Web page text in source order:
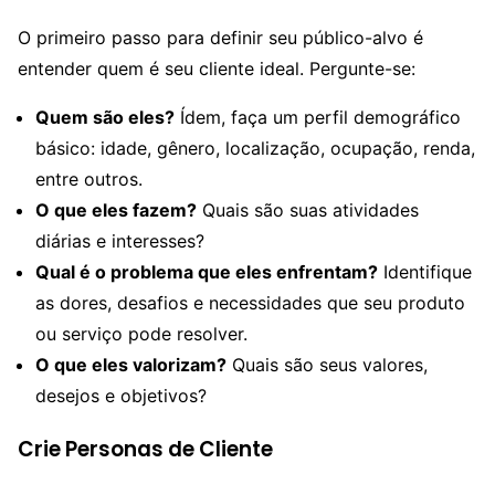
O primeiro passo para definir seu público-alvo é
entender quem é seu cliente ideal. Pergunte-se:
Quem são eles? Ídem, faça um perfil demográfico
básico: idade, gênero, localização, ocupação, renda,
entre outros.
O que eles fazem? Quais são suas atividades
diárias e interesses?
Qual é o problema que eles enfrentam? Identifique
as dores, desafios e necessidades que seu produto
ou serviço pode resolver.
O que eles valorizam? Quais são seus valores,
desejos e objetivos?
Crie Personas de Cliente